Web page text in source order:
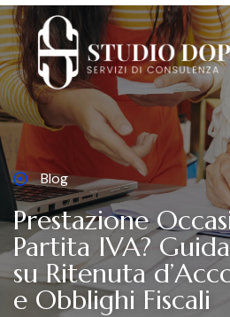
Blog
Prestazione
Partita IVA?
su Ritenuta
e Obblighi Fiscali